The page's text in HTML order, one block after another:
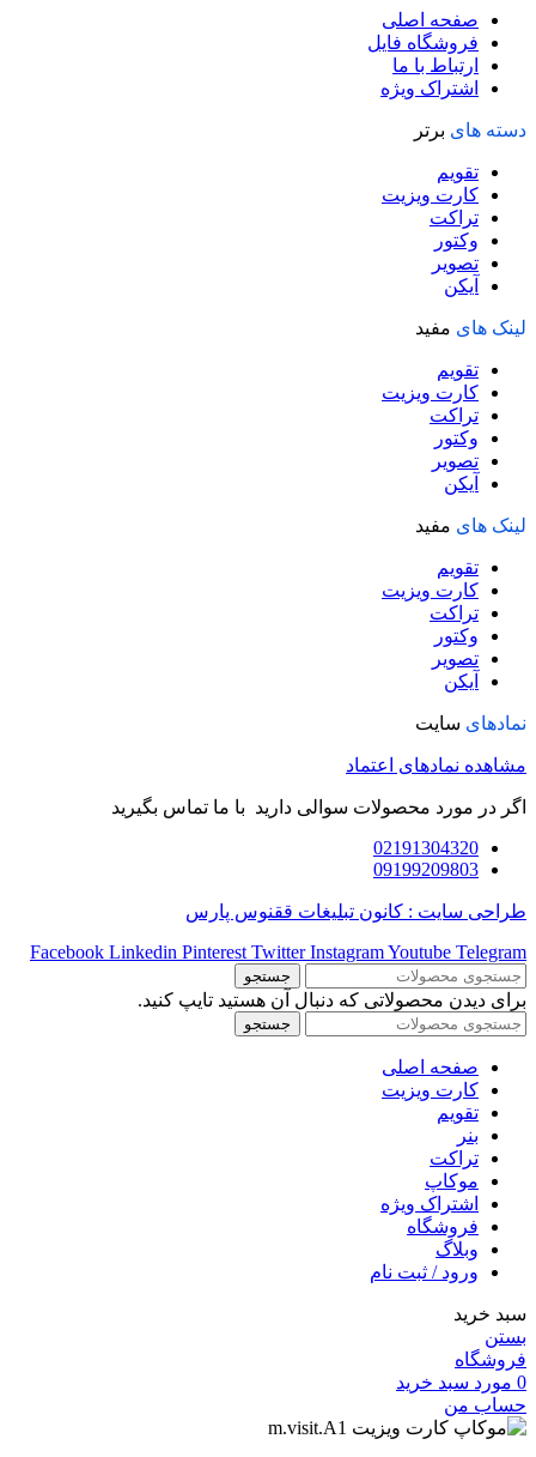
صفحه اصلی
فروشگاه فایل
ارتباط با ما
اشتراک ویژه
دسته های برتر
تقویم
کارت ویزیت
تراکت
وکتور
تصویر
آیکن
لینک های مفید
تقویم
کارت ویزیت
تراکت
وکتور
تصویر
آیکن
لینک های مفید
تقویم
کارت ویزیت
تراکت
وکتور
تصویر
آیکن
نمادهای سایت
مشاهده نمادهای اعتماد
اگر در مورد محصولات سوالی دارید با ما تماس بگیرید
02191304320
09199209803
طراحی سایت : کانون تبلیغات ققنوس پارس
Facebook Linkedin Pinterest Twitter InstagramYoutube Telegram
جستجو
برای دیدن محصولاتی که دنبال آن هستید تایپ کنید.
جستجو
صفحه اصلی
کارت ویزیت
تقویم
بنر
تراکت
موکاپ
اشتراک ویژه
فروشگاه
وبلاگ
ورود / ثبت نام
سبد خرید
بستن
فروشگاه
0 مورد سبد خرید
حساب من